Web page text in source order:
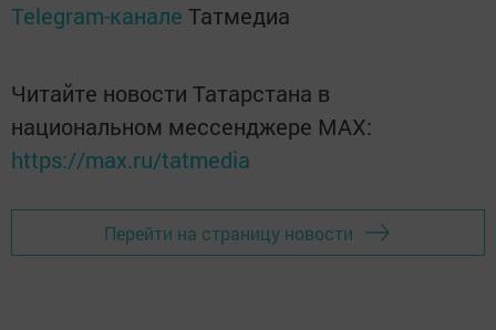
Telegram-канале Татмедиа
Читайте новости Татарстана в
национальном мессенджере MАХ:
https://max.ru/tatmedia
Перейти на страницу новости